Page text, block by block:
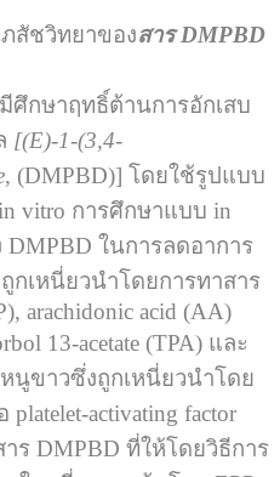
สัชวิทยาของสาร DMPBD
ษาฤทธิ์ต้านการอักเสบ
[(E)-1-(3,4-
, (DMPBD)] โดยใช้รูปแบบ
vitro การศึกษาแบบ in
ในการลดอาการ
เหนี่ยวนําโดยการทาสาร
arachidonic acid (AA)
13-acetate (TPA) และ
นูขาวซึ่งถูกเหนี่ยวนําโดย
platelet-activating factor
ร DMPBD ที่ให้โดยวิธีการ